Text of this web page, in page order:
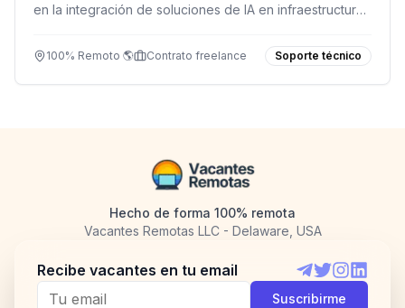
en la integración de soluciones de IA en infraestructuras
100% Remoto 🌎 Contrato freelance Soporte técnico
Hecho de forma 100% remota
Vacantes Remotas LLC - Delaware, USA
Recibe vacantes en tu email
Telegram
TwitterInstagram
Suscribirme